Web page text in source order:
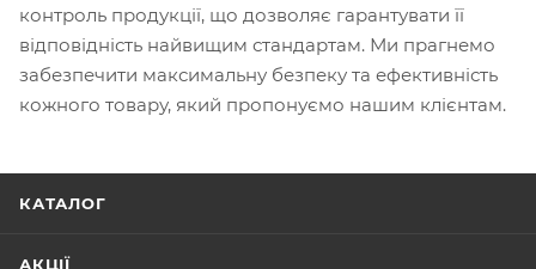
контроль продукції, що дозволяє гарантувати її
відповідність найвищим стандартам. Ми прагнемо
забезпечити максимальну безпеку та ефективність
кожного товару, який пропонуємо нашим клієнтам.
КАТАЛОГ
АКЦІЇ